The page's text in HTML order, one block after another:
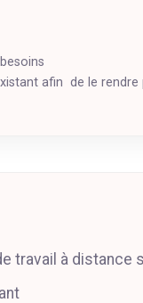
afin de le
travail à distance